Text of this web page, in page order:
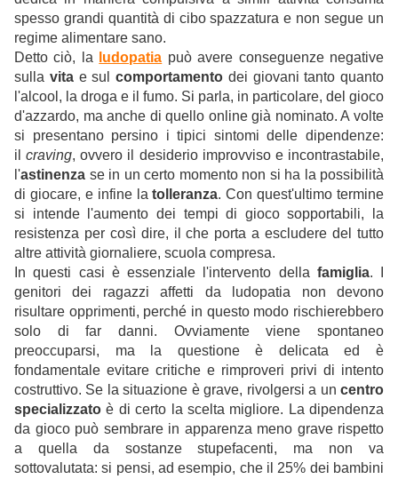
spesso grandi quantità di cibo spazzatura e non segue un
regime alimentare sano.
Detto ciò, la
ludopatia può avere conseguenze negative
sulla vitae sul comportamento dei giovani tanto quanto
l'alcool, la droga e il fumo. Si parla, in particolare, del gioco
d'azzardo, ma anche di quello online già nominato. A volte
si presentano persino i tipici sintomi delle dipendenze:
ilcraving, ovvero il desiderio improvviso e incontrastabile,
l'astinenza se in un certo momento non si ha la possibilità
di giocare, e infine latolleranza. Con quest'ultimo termine
si intende l'aumento dei tempi di gioco sopportabili, la
resistenza per così dire, il che porta a escludere del tutto
altre attività giornaliere, scuola compresa.
In questi casi è essenziale l'intervento della famiglia. I
genitori dei ragazzi affetti da ludopatia non devono
risultare opprimenti, perché in questo modo rischierebbero
solo di far danni. Ovviamente viene spontaneo
preoccuparsi, ma la questione è delicata ed è
fondamentale evitare critiche e rimproveri privi di intento
costruttivo. Se la situazione è grave, rivolgersi a un centro
specializzato è di certo la scelta migliore. La dipendenza
da gioco può sembrare in apparenza meno grave rispetto
a quella da sostanze stupefacenti, ma non va
sottovalutata: si pensi, ad esempio, che il 25% dei bambini